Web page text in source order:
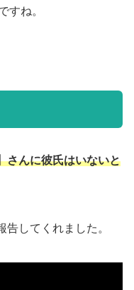
すね。
さんに彼氏はいないと
してくれました。